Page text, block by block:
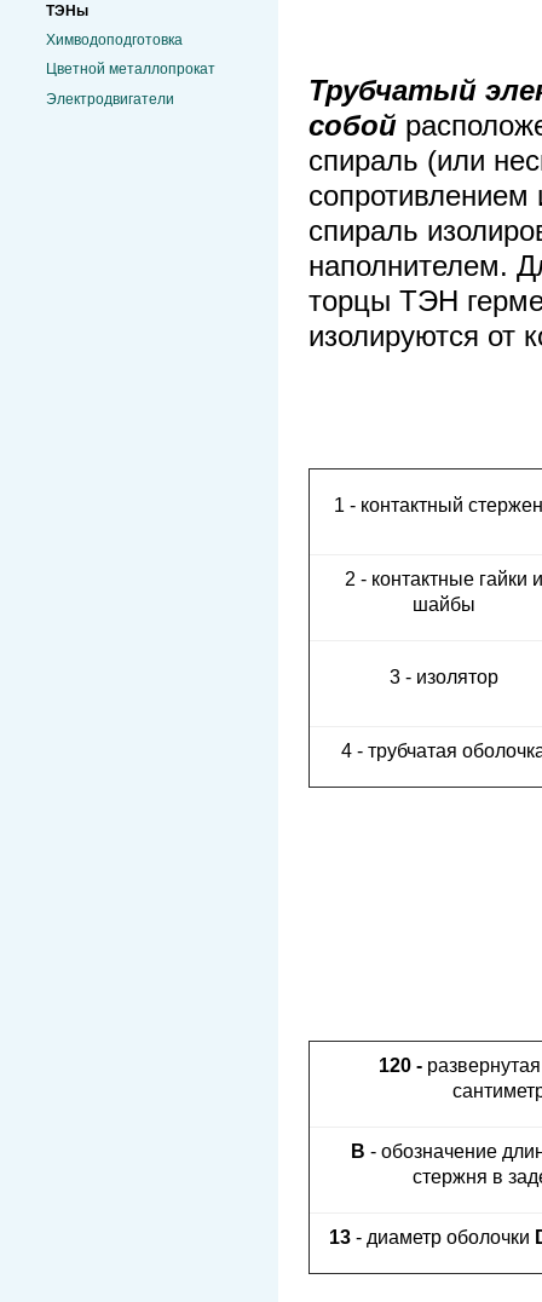
ТЭНы
Химводоподготовка
Цветной металлопрокат
Электродвигатели
Трубчатый
собой
спираль (или
спираль
наполнителем.
торцы ТЭН
изолируются от
1 - контактный
2 - контактные гайки и
шайбы
3 - изолятор
4 - трубчатая
120 -
В - обозначение
стержня в
13- диаметр оболочки